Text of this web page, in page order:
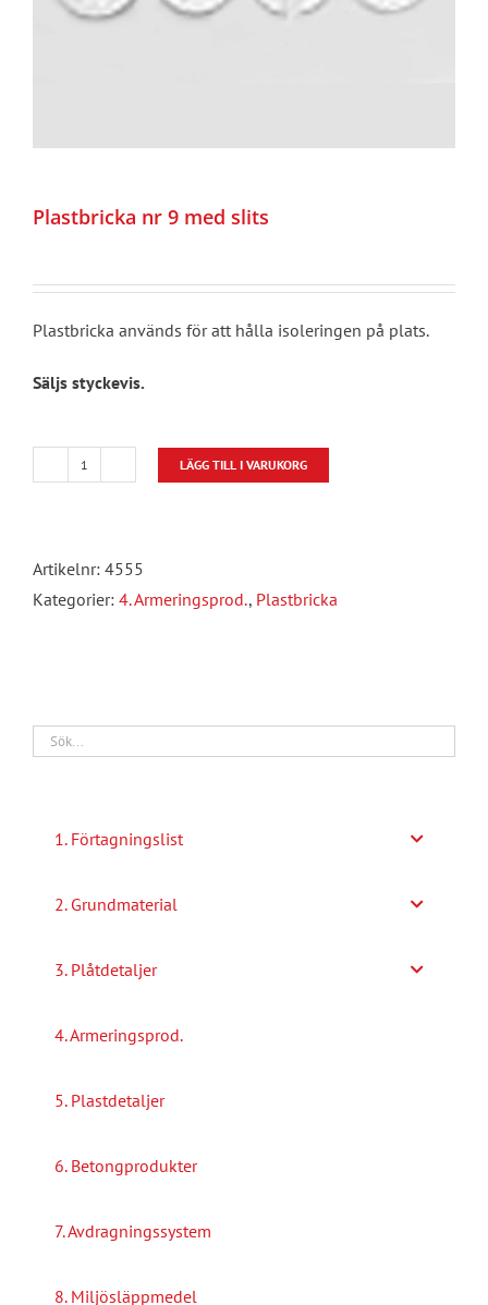
Plastbricka nr 9 med slits
Plastbricka används för att hålla isoleringen på plats.
Säljs styckevis.
Plastbricka
med
slits
LÄGG TILL I VARUKORG
Artikelnr: 4555
Kategorier: 4. Armeringsprod., Plastbricka
1. Förtagningslist
2. Grundmaterial
3. Plåtdetaljer
4. Armeringsprod.
5. Plastdetaljer
6. Betongprodukter
7. Avdragningssystem
8. Miljösläppmedel